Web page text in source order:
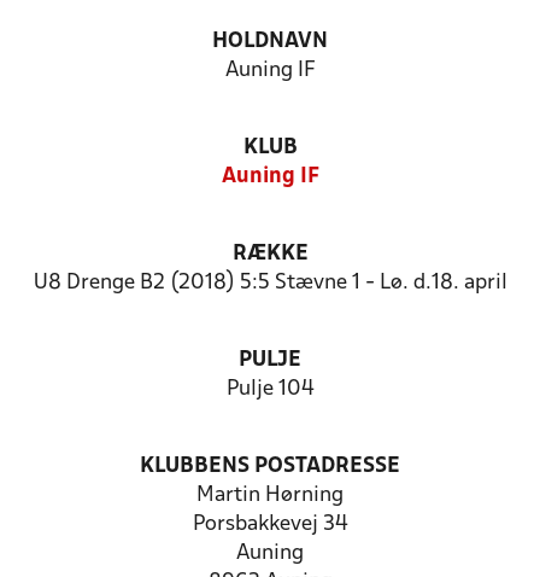
HOLDNAVN
Auning IF
KLUB
Auning IF
RÆKKE
U8 Drenge B2 (2018) 5:5 Stævne 1 - Lø. d.18. april
PULJE
Pulje 104
KLUBBENS POSTADRESSE
Martin Hørning
Porsbakkevej 34
Auning